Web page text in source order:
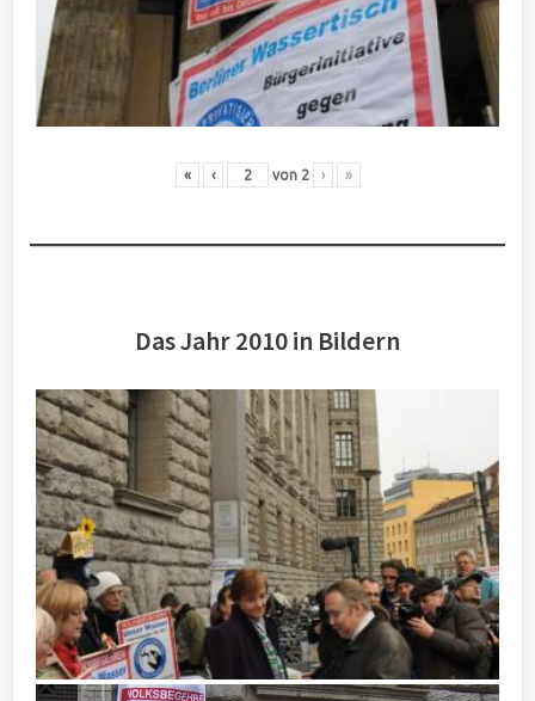
« ‹ von 2 › »
Das Jahr 2010 in Bildern